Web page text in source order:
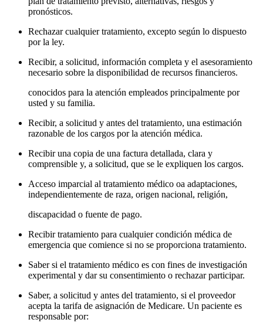
pronósticos.
Rechazar cualquier tratamiento, excepto según lo dispuesto
por la ley.
Recibir, a solicitud, información completa y el asesoramiento
necesario sobre la disponibilidad de recursos financieros.
conocidos para la atención empleados principalmente por
usted y su familia.
Recibir, a solicitud y antes del tratamiento, una estimación
razonable de los cargos por la atención médica.
Recibir una copia de una factura detallada, clara y
comprensible y, a solicitud, que se le expliquen los cargos.
Acceso imparcial al tratamiento médico oa adaptaciones,
independientemente de raza, origen nacional, religión,
discapacidad o fuente de pago.
Recibir tratamiento para cualquier condición médica de
emergencia que comience si no se proporciona tratamiento.
Saber si el tratamiento médico es con fines de investigación
experimental y dar su consentimiento o rechazar participar.
Saber, a solicitud y antes del tratamiento, si el proveedor
acepta la tarifa de asignación de Medicare. Un paciente es
responsable por: